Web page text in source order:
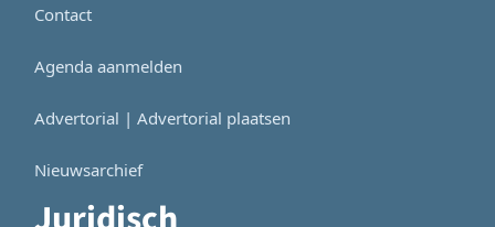
Contact
Agenda aanmelden
Advertorial | Advertorial plaatsen
Nieuwsarchief